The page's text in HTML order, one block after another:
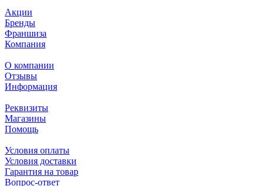
Акции
Бренды
Франшиза
Компания
О компании
Отзывы
Информация
Реквизиты
Магазины
Помощь
Условия оплаты
Условия доставки
Гарантия на товар
Вопрос-ответ